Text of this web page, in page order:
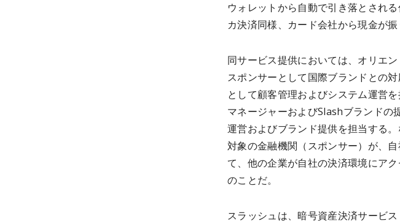
ウォレットから自動で引き落とされ
カ決済同様、カード会社から現金が振
同サービス提供においては、オリエ
スポンサーとして国際ブランドとの
として顧客管理およびシステム運営
マネージャーおよびSlashブランドの
運営およびブランド提供を担当する
対象の金融機関（スポンサー）が、
て、他の企業が自社の決済環境にア
のことだ。
スラッシュは、暗号資産決済サービ